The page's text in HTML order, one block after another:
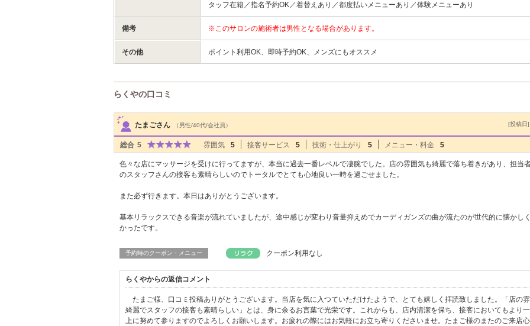
タッフ在籍／指名予約OK／着替えあり／都度払いメニューあり／体験メニューあり
備考 ※このサロンの施術者は男性となる場合があります。
その他 ポイント利用OK、即時予約OK、メンズにもオススメ
らくやの口コミ
サロンPick Up
たまごさん
（男性/40代/会社員） [投稿日
総合 5 雰囲気 5 接客サービス 5 技術・仕上がり 5 メニュー・料金 5
色々な店にマッサージを受けに行ってますが、本当に過去一番レベルで凄腕でした。店の雰囲気も綺麗で落ち着きがあり、担当
のスタッフさんの接客も素晴らしいのでトータルでとても心地良い一時を過ごせました。
また必ず行きます。本日はありがとうございます。
基本リラックスできる音楽が流れていましたが、途中感じが変わり音量抑えめでカーディガンズの曲が流たのが世代的に懐かし
かったです。
予約時のクーポン・メニュー クーポン利用なし
らくやからの返信コメント
たまご様、口コミ投稿ありがとうございます。当店を気に入つていただけたようで、とても嬉しく拝読致しました。「店の
綺麗でスタッフの接客も素晴らしい」とは、身に余るお言葉で光栄です。これからも、店内清潔を保ち、接客においてもより
上に努めて参りますのでよろしくお願いします。お疲れの際にはお気軽にお立ち寄りくださいませ。たまご様のまたのご来店